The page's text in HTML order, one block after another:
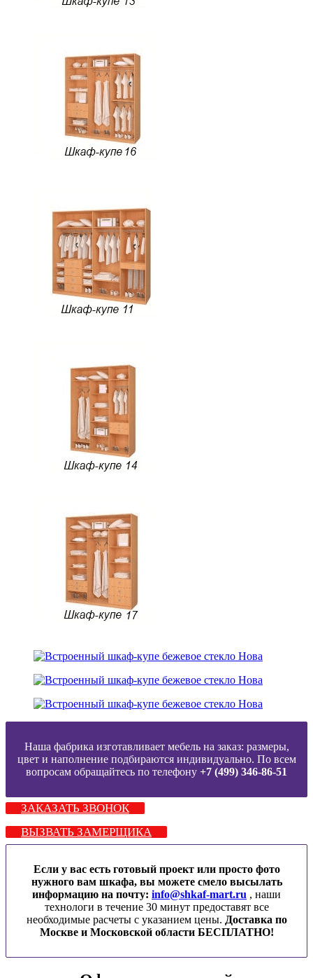
Наша фабрика изготавливает мебель на заказ: размеры,
цвет и наполнение подбираются индивидуально. По всем
вопросам обращайтесь по телефону +7 (499) 346-86-51
ЗАКАЗАТЬ ЗВОНОК
ВЫЗВАТЬ ЗАМЕРЩИКА
Если у вас есть готовый проект или просто фото
нужного вам шкафа, вы можете смело высылать
информацию на почту: info@shkaf-mart.ru , наши
технологи в течение 30 минут предоставят все
необходимые расчеты с указанием цены. Доставка по
Москве и Московской области БЕСПЛАТНО!